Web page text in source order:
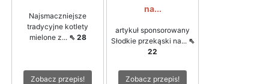
Najsmaczniejsze
tradycyjne kotlety
mielone z... ⇖ 28
Zobacz przepis!
na...
artykuł sponsorowany
Słodkie przekąski na... ⇖
22
Zobacz przepis!